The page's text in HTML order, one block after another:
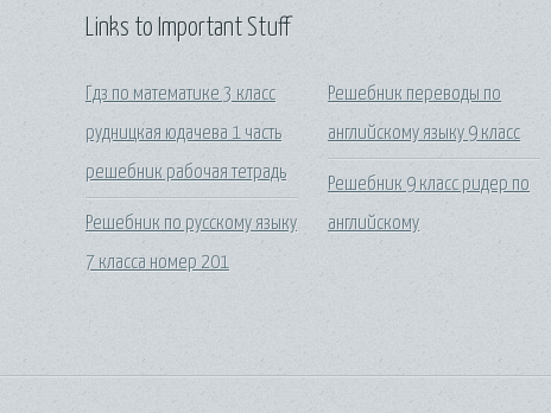
Links to Important Stuff
Гдз по математике 3 класс
рудницкая юдачева 1 часть
решебник рабочая тетрадь
Решебник по русскому языку
7 класса номер 201
Решебник переводы по
английскому языку 9 класс
Решебник 9 класс ридер по
английскому